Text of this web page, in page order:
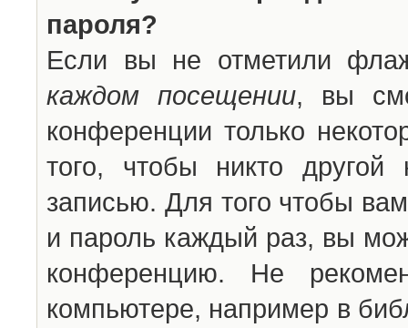
пароля?
Если вы не отметили
каждом посещении, вы
конференции только
того, чтобы никто другой
записью. Для того чтобы
и пароль каждый раз, вы
конференцию. Не
компьютере, например в